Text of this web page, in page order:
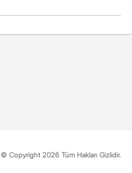
© Copyright 2026 Tüm Hakları Gizlidir.